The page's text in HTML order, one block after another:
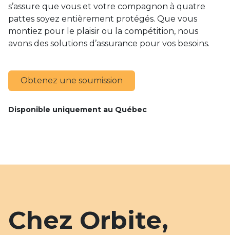
s’assure que vous et votre compagnon à quatre
pattes soyez entièrement protégés. Que vous
montiez pour le plaisir ou la compétition, nous
avons des solutions d’assurance pour vos besoins.
Obtenez une soumission
Disponible uniquement au Québec
Chez Orbite,